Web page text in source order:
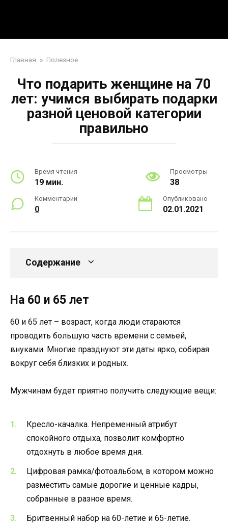
Главная » Полезное
Что подарить женщине на 70
лет: учимся выбирать подарки
разной ценовой категории
правильно
Время чтения
19 мин.
Просмотры
38
Комментарии
0
Опубликовано
02.01.2021
Содержание
На 60 и 65 лет
60 и 65 лет – возраст, когда люди стараются
проводить большую часть времени с семьей,
внуками. Многие празднуют эти даты ярко, собирая
вокруг себя близких и родных.
Мужчинам будет приятно получить следующие вещи:
Кресло-качалка. Непременный атрибут
спокойного отдыха, позволит комфортно
отдохнуть в любое время дня.
Цифровая рамка/фотоальбом, в котором можно
разместить самые дорогие и ценные кадры,
собранные в разное время.
Бритвенный набор на 60-летие и 65-летие.